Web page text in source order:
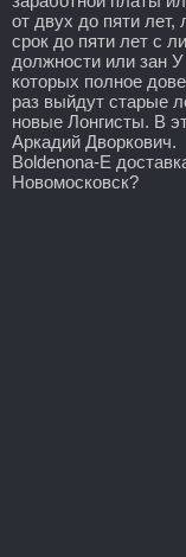
от двух до пяти
срок до пяти лет с
должности или зан
которых полное
раз выйдут старые
новые Лонгисты. В
Аркадий Дворкович.
Boldenona-E
Новомосковск?